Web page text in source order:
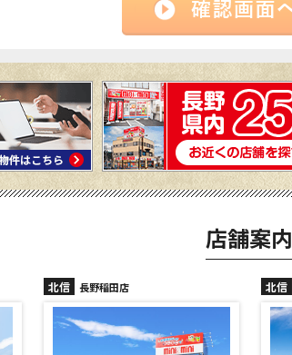
店舗案内
北信 長野高田店 北信